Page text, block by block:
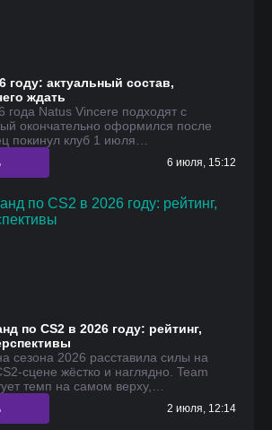
году: актуальный состав,
ждать
года Natus Vincere подходят с
окончательно оформился после
покинул клуб 1 июля…
6 июля, 15:12
по CS2 в 2026 году: рейтинг,
сезона 2026 расставила силы на
сцене жёстко и наглядно. Team
темп на самом верху,…
2 июля, 12:14